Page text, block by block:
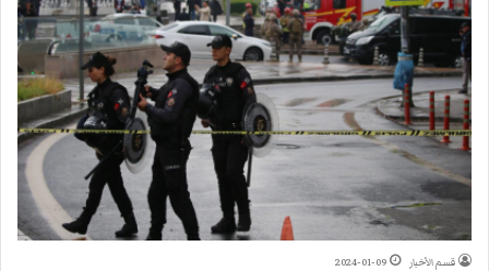
قسم الأخبار 2024-01-09